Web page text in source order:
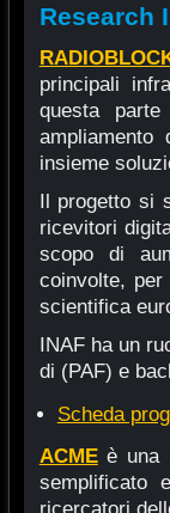
Research
principali
questa
insieme
Il progetto si
ricevitori
scopo di
coinvolte, per
scientifica
INAF ha un
di (PAF) e
Scheda
ACMEè una
semplificato
ricercatori